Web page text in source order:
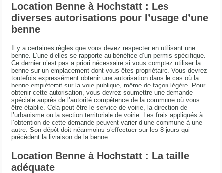
Location Benne à Hochstatt : Les
diverses autorisations pour l’usage d’une
benne
Il y a certaines règles que vous devez respecter en utilisant une
benne. L’une d’elles se rapporte au bénéfice d’un permis spécifique.
Ce dernier n’est pas a priori nécessaire si vous comptez utiliser la
benne sur un emplacement dont vous êtes propriétaire. Vous devrez
toutefois expressément obtenir une autorisation dans le cas où la
benne empièterait sur la voie publique, même de façon légère. Pour
obtenir cette autorisation, vous devrez soumettre une demande
spéciale auprès de l’autorité compétence de la commune où vous
être établie. Cela peut être le service de voirie, la direction de
l’urbanisme ou la section territoriale de voirie. Les frais appliqués à
l’obtention de cette demande peuvent varier d’une commune à une
autre. Son dépôt doit néanmoins s’effectuer sur les 8 jours qui
précèdent la livraison de la benne.
Location Benne à Hochstatt : La taille
adéquate